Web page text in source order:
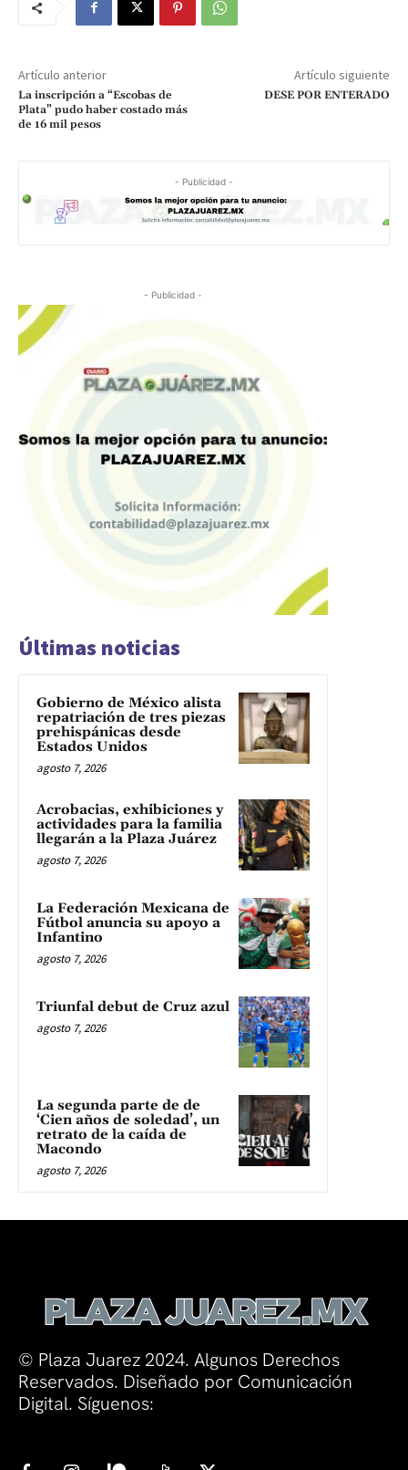
Artículo anterior
La inscripción a “Escobas de
Plata” pudo haber costado más
de 16 mil pesos
Artículo siguiente
DESE POR ENTERADO
- Publicidad -
- Publicidad -
Últimas noticias
Gobierno de México alista
repatriación de tres piezas
prehispánicas desde
Estados Unidos
agosto 7, 2026
Acrobacias, exhibiciones y
actividades para la familia
llegarán a la Plaza Juárez
agosto 7, 2026
La Federación Mexicana de
Fútbol anuncia su apoyo a
Infantino
agosto 7, 2026
Triunfal debut de Cruz azul
agosto 7, 2026
La segunda parte de de
‘Cien años de soledad’, un
retrato de la caída de
Macondo
agosto 7, 2026
© Plaza Juarez 2024. Algunos Derechos
Reservados. Diseñado por Comunicación
Digital. Síguenos: